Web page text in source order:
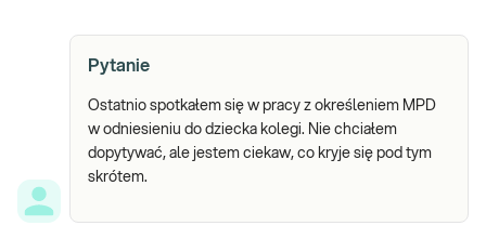
Pytanie
Ostatnio spotkałem się w pracy z określeniem MPD
w odniesieniu do dziecka kolegi. Nie chciałem
dopytywać, ale jestem ciekaw, co kryje się pod tym
skrótem.